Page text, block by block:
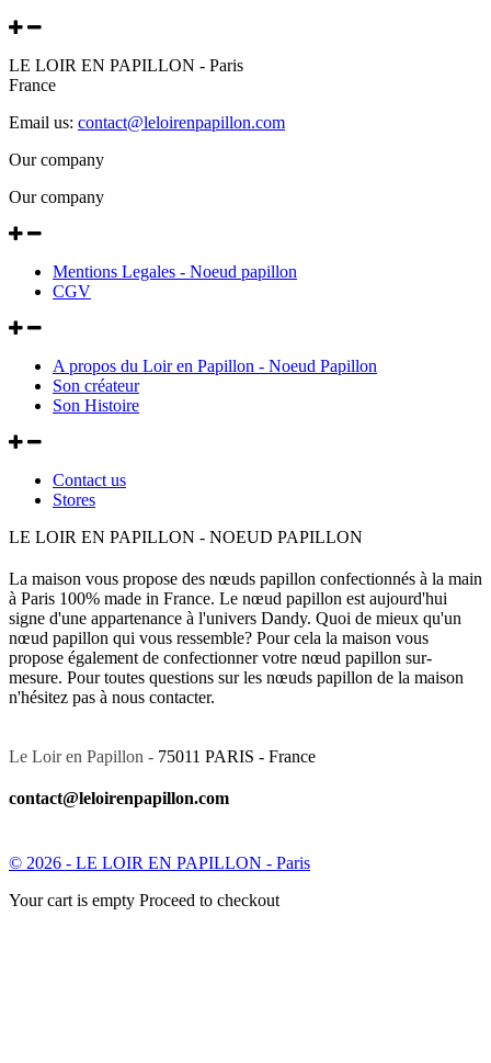
LE LOIR EN PAPILLON - Paris
France
Email us: contact@leloirenpapillon.com
Our company
Our company
Mentions Legales - Noeud papillon
CGV
A propos du Loir en Papillon - Noeud Papillon
Son créateur
Son Histoire
Contact us
Stores
LE LOIR EN PAPILLON - NOEUD PAPILLON
La maison vous propose des nœuds papillon confectionnés à la main
à Paris 100% made in France. Le nœud papillon est aujourd'hui
signe d'une appartenance à l'univers Dandy. Quoi de mieux qu'un
nœud papillon qui vous ressemble? Pour cela la maison vous
propose également de confectionner votre nœud papillon sur-
mesure. Pour toutes questions sur les nœuds papillon de la maison
n'hésitez pas à nous contacter.
Le Loir en Papillon - 75011 PARIS - France
contact@leloirenpapillon.com
© 2026 - LE LOIR EN PAPILLON - Paris
Your cart is empty Proceed to checkout